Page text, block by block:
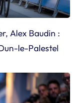
Alex Baudin :
le-Palestel